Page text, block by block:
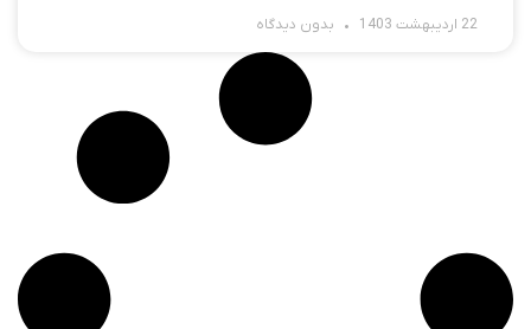
22 اردیبهشت 1403 بدون دیدگاه